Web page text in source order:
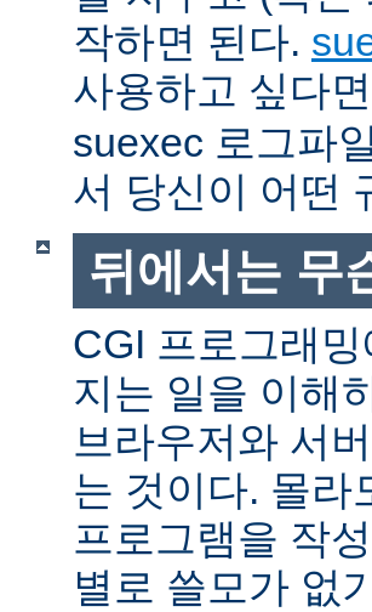
작하면 된다.
사용하고 싶다
suexec 로그파
서 당신이 어떤
뒤에서는 무
CGI 프로그래
지는 일을 이해
브라우저와 서
는 것이다. 몰라
프로그램을 작
별로 쓸모가 없